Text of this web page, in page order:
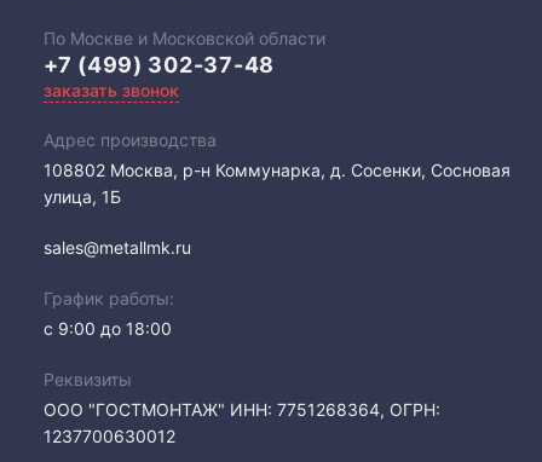
По Москве и Московской области
+7 (499) 302-37-48
заказать звонок
Адрес производства
108802​ Москва, р-н Коммунарка, д. Сосенки, Сосновая
улица, 1Б
sales@metallmk.ru
График работы:
с 9:00 до 18:00
Реквизиты
ООО "ГОСТМОНТАЖ" ИНН: 7751268364, ОГРН:
1237700630012